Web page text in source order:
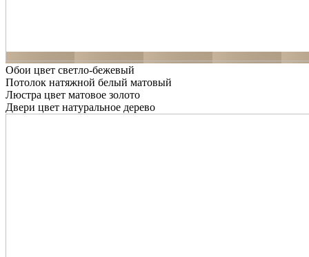
Обои цвет светло-бежевый
Потолок натяжной белый матовый
Люстра цвет матовое золото
Двери цвет натуральное дерево